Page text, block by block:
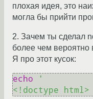
плохая идея, это
могла бы прийти
2. Зачем ты сделал
более чем
Я про этот кусок:
echo
'